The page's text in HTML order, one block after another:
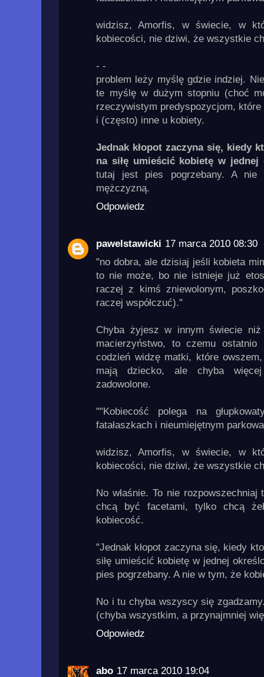
widzisz, Amorfis, w świecie, w
kobiecości, nie dziwi, że wszystkie
- -
problem leży myślę gdzie indziej.
te myślę w dużym stopniu (choć
rzeczywistym predyspozycjom,
i (często) inne u kobiety.
Jednak kłopot zaczyna się, kiedy
na siłę umieścić kobietę w
tutaj jest pies pogrzebany. A
mężczyzną.
Odpowiedz
pawelstawicki 17 marca 2010 08:30
"no dobra, ale dzisiaj jeśli kobieta
to nie może, bo nie istnieje już
raczej z kimś zniewolonym,
raczej współczuć)."
Chyba żyjesz w innym świecie
macierzyństwo, to czemu
codzień widzę matki, które
mają dziecko, ale chyba
zadowolone.
""Kobiecość polega na
fatałaszkach i nieumiejętnym
widzisz, Amorfis, w świecie, w
kobiecości, nie dziwi, że wszystkie
No właśnie. To nie
chcą być facetami, tylko chcą
kobiecość.
"Jednak kłopot zaczyna się, kiedy
siłę umieścić kobietę w jednej
pies pogrzebany. A nie w tym, że
No i tu chyba wszyscy się
(chyba wszystkim, a przynajmniej
Odpowiedz
abo 17 marca 2010 19:04